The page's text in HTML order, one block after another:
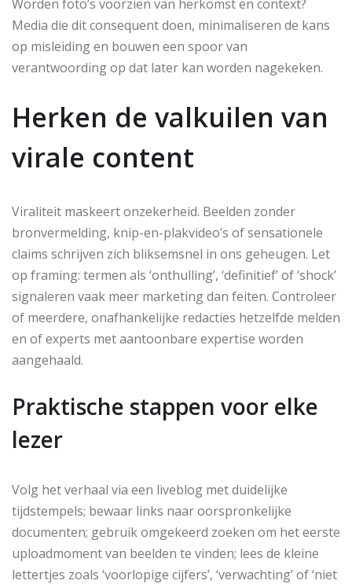
Worden foto’s voorzien van herkomst en context?
Media die dit consequent doen, minimaliseren de kans
op misleiding en bouwen een spoor van
verantwoording op dat later kan worden nagekeken.
Herken de valkuilen van
virale content
Viraliteit maskeert onzekerheid. Beelden zonder
bronvermelding, knip-en-plakvideo’s of sensationele
claims schrijven zich bliksemsnel in ons geheugen. Let
op framing: termen als ‘onthulling’, ‘definitief’ of ‘shock’
signaleren vaak meer marketing dan feiten. Controleer
of meerdere, onafhankelijke redacties hetzelfde melden
en of experts met aantoonbare expertise worden
aangehaald.
Praktische stappen voor elke
lezer
Volg het verhaal via een liveblog met duidelijke
tijdstempels; bewaar links naar oorspronkelijke
documenten; gebruik omgekeerd zoeken om het eerste
uploadmoment van beelden te vinden; lees de kleine
lettertjes zoals ‘voorlopige cijfers’, ‘verwachting’ of ‘niet